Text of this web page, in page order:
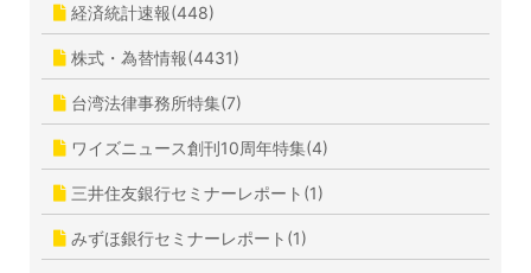
経済統計速報(448)
株式・為替情報(4431)
台湾法律事務所特集(7)
ワイズニュース創刊10周年特集(4)
三井住友銀行セミナーレポート(1)
みずほ銀行セミナーレポート(1)